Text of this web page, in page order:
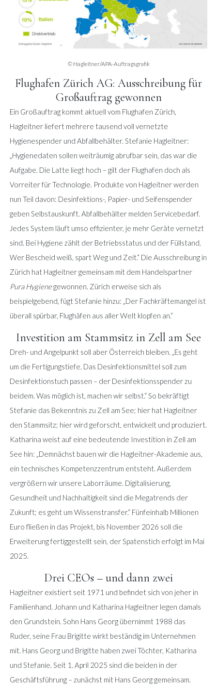
© Hagleitner/APA-Auftragsgrafik
Flughafen Zürich AG: Ausschreibung für
Großauftrag gewonnen
Ein Großauftrag kommt aktuell vom Flughafen Zürich,
Hagleitner liefert mehrere tausend voll vernetzte
Hygienespender und Abfallbehälter. Stefanie Hagleitner:
„Hygienedaten sollen weiträumig abrufbar sein, das war die
Aufgabe. Die Latte liegt hoch – gilt der Flughafen doch als
Vorreiter für Technologie. Produkte von Hagleitner werden
nun Teil davon: Desinfektions-, Papier- und Seifenspender
geben Selbstauskunft. Abfallbehälter melden Servicebedarf.
Jedes System läuft umso effizienter, je mehr Geräte vernetzt
sind. Bei Hygiene zählt der Betriebsstatus und der Füllstand.
Wer Bescheid weiß, spart Weg und Zeit.“ Die Ausschreibung in
Zürich hat Hagleitner gemeinsam mit dem Handelspartner
Pura Hygienegewonnen. Zürich erweise sich als
beispielgebend, fügt Stefanie hinzu: „Der Fachkräftemangel ist
überall spürbar, Flughäfen aus aller Welt klopfen an.“
Investition am Stammsitz in Zell am See
Dreh- und Angelpunkt soll aber Österreich bleiben. „Es geht
um die Fertigungstiefe. Das Desinfektionsmittel soll zum
Desinfektionstuch passen – der Desinfektionsspender zu
beidem. Was möglich ist, machen wir selbst.“ So bekräftigt
Stefanie das Bekenntnis zu Zell am See; hier hat Hagleitner
den Stammsitz; hier wird geforscht, entwickelt und produziert.
Katharina weist auf eine bedeutende Investition in Zell am
See hin: „Demnächst bauen wir die Hagleitner-Akademie aus,
ein technisches Kompetenzzentrum entsteht. Außerdem
vergrößern wir unsere Laborräume. Digitalisierung,
Gesundheit und Nachhaltigkeit sind die Megatrends der
Zukunft; es geht um Wissenstransfer.“ Fünfeinhalb Millionen
Euro fließen in das Projekt, bis November 2026 soll die
Erweiterung fertiggestellt sein, der Spatenstich erfolgt im Mai
2025.
Drei CEOs – und dann zwei
Hagleitner existiert seit 1971 und befindet sich von jeher in
Familienhand. Johann und Katharina Hagleitner legen damals
den Grundstein. Sohn Hans Georg übernimmt 1988 das
Ruder, seine Frau Brigitte wirkt beständig im Unternehmen
mit. Hans Georg und Brigitte haben zwei Töchter, Katharina
und Stefanie. Seit 1. April 2025 sind die beiden in der
Geschäftsführung – zunächst mit Hans Georg gemeinsam.